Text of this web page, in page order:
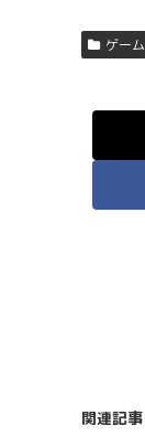
ゲーム
関連記事